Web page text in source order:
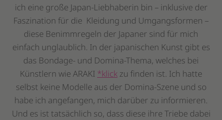
ich eine große Japan-Liebhaberin bin – inklusive der
Faszination für die Kleidung und Umgangsformen –
diese Benimmregeln der Japaner sind für mich
einfach unglaublich. In der japanischen Kunst gibt es
das Bondage- und Domina-Thema, welches bei
Künstlern wie ARAKI *klick zu finden ist. Ich hatte
selbst keine Modelle aus der Domina-Szene und so
habe ich angefangen, mich darüber zu informieren.
Und es ist tatsächlich so, dass diese ihre Triebe dabei